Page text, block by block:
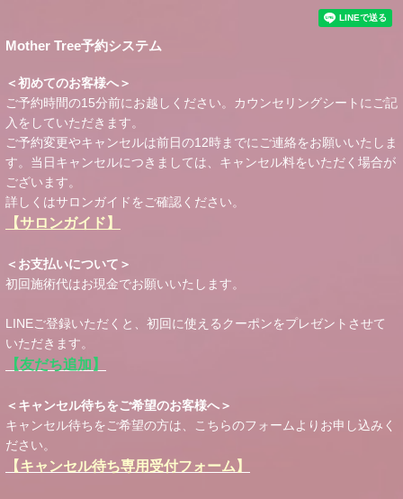
Mother Tree予約システム
＜初めてのお客様へ＞
ご予約時間の15分前にお越しください。カウンセリングシートにご記
入をしていただきます。
ご予約変更やキャンセルは前日の12時までにご連絡をお願いいたしま
す。当日キャンセルにつきましては、キャンセル料をいただく場合が
ございます。
詳しくはサロンガイドをご確認ください。
【サロンガイド】
＜お支払いについて＞
初回施術代はお現金でお願いいたします。
LINEご登録いただくと、初回に使えるクーポンをプレゼントさせて
いただきます。
【友だち追加】
＜キャンセル待ちをご希望のお客様へ＞
キャンセル待ちをご希望の方は、こちらのフォームよりお申し込みく
ださい。
【キャンセル待ち専用受付フォーム】